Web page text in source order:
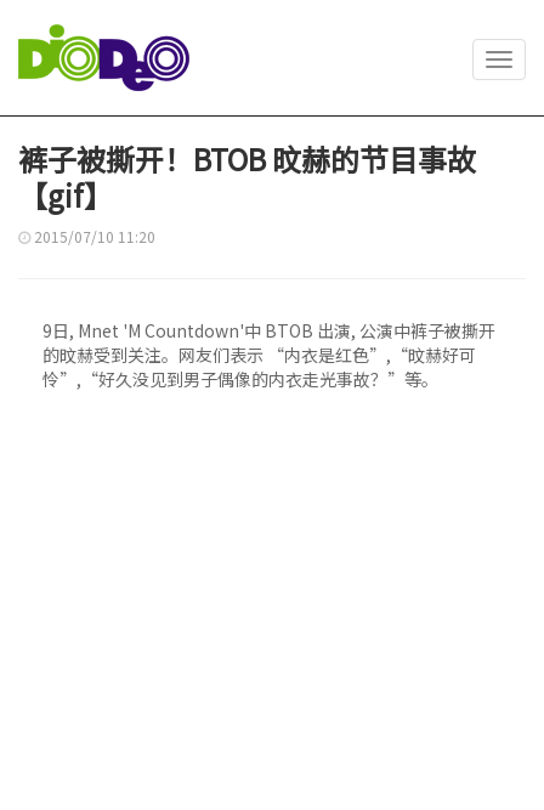
裤子被撕开！BTOB 旼赫的节目事故
【gif】
2015/07/10 11:20
9日, Mnet 'M Countdown'中 BTOB 出演, 公演中裤子被撕开
的旼赫受到关注。网友们表示 “内衣是红色”,“旼赫好可
怜”,“好久没见到男子偶像的内衣走光事故？”等。